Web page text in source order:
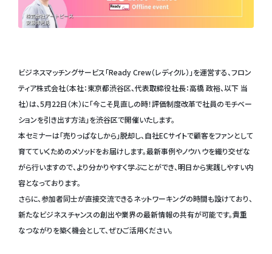
ビジネスマッチングサービス「Ready Crew（レディクル）」を運営する、フロン
ティア株式会社（本社：東京都渋谷区、代表取締役社長：高橋 政裕、以下 当
社）は、5月22日（木）に「今こそ見直しの時！評価制度改革で社員のモチベー
ションを引き出す方法」を渋谷区で開催いたします。
本セミナーは「売りっぱなしから」脱却し、自社ECサイトで顧客をファンとして
育てていくためのメソッドをお届けします。最新事例やノウハウを織り交ぜな
がら行いますので、より分かりやすく学ぶことができ、明日から実践しやすい内
容となっております。
さらに、参加者同士が直接交流できるネットワーキングの時間も設けており、
新たなビジネスチャンスの創出や業界の最新情報の共有が可能です。貴重
なつながりを築く機会として、ぜひご活用ください。